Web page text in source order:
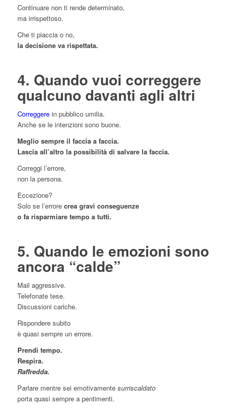
Continuare non ti rende determinato,
ma irrispettoso.
Che ti piaccia o no,
la decisione va rispettata.
4. Quando vuoi correggere
qualcuno davanti agli altri
Correggerein pubblico umilia.
Anche se le intenzioni sono buone.
Meglio sempre il faccia a faccia.
Lascia all’altro la possibilità di salvare la faccia.
Correggi l’errore,
non la persona.
Eccezione?
Solo se l’errore crea gravi conseguenze
o fa risparmiare tempo a tutti.
5. Quando le emozioni sono
ancora “calde”
Mail aggressive.
Telefonate tese.
Discussioni cariche.
Rispondere subito
è quasi sempre un errore.
Prendi tempo.
Respira.
Raffredda.
Parlare mentre sei emotivamente surriscaldato
porta quasi sempre a pentimenti.